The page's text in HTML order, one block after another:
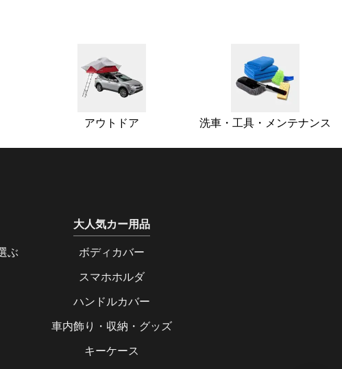
アウトドア 洗車・工具・メンテナンス
ぶ
大人気カー用品
ボディカバー
スマホホルダ
ハンドルカバー
車内飾り・収納・グッズ
キーケース